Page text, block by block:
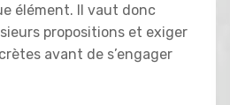
élément. Il vaut donc
propositions et exiger
avant de s’engager